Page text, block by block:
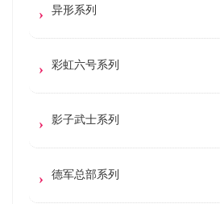
异形系列
彩虹六号系列
影子武士系列
德军总部系列